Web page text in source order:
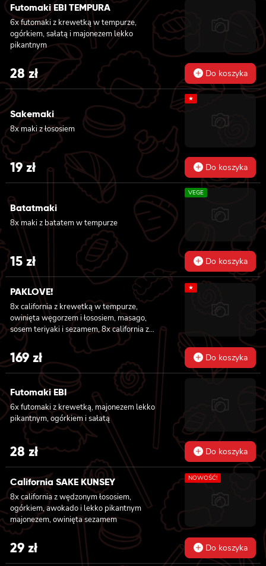
Futomaki EBI TEMPURA
6x futomaki z krewetką w tempurze,
ogórkiem, sałatą i majonezem lekko
pikantnym
28zł Do koszyka
Sakemaki
8x maki z łososiem
★
19zł Do koszyka
Batatmaki
8x maki z batatem w tempurze
VEGE
15zł Do koszyka
PAKLOVE!
8x california z krewetką w tempurze,
owinięta węgorzem i łososiem, masago,
sosem teriyaki i sezamem, 8x california z
serkiem philadelphia i kanpyo, owinięta
opalonym łososiem, sosem teriyaki,
sezamem, 8x california z serkiem
philadelphia i awokado owinięta łososiem, 6x
futomaki z krewetką w tempurze, ogórkiem,
sałatą i majonezem lekko pikantnym, 6x
futomaki z łososiem, awokado, ogórkiem,
serkiem philadelphia i sałatą, sezamem, 6x
futomaki z pieczonym łososiem, serkiem
philadelphia, awokado, ogórkiem, kanpyo,
sałatą, sosem teriyaki i sezamem
★
169 zł Do koszyka
Futomaki EBI
6x futomaki z krewetką, majonezem lekko
pikantnym, ogórkiem i sałatą
28 zł Do koszyka
California SAKE KUNSEY
8x california z wędzonym łososiem,
ogórkiem, awokado i lekko pikantnym
majonezem, owinięta sezamem
NOWOŚĆ!
29 zł Do koszyka